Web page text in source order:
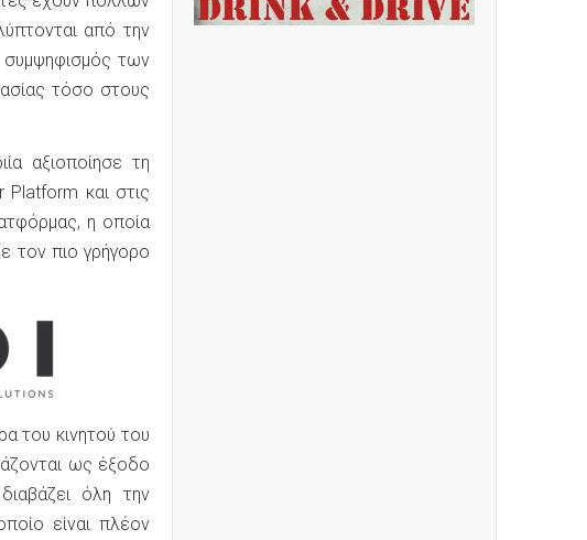
από την
συμψηφισμός των
τόσο στους
αξιοποίησε τη
και στις
η οποία
τον πιο γρήγορο
του κινητού του
ως έξοδο
όλη την
είναι πλέον